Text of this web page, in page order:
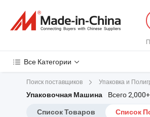
Все Категории
Поиск поставщиков Упаковка и
Упаковочная Машина Всего 2,000+
Список Товаров Список